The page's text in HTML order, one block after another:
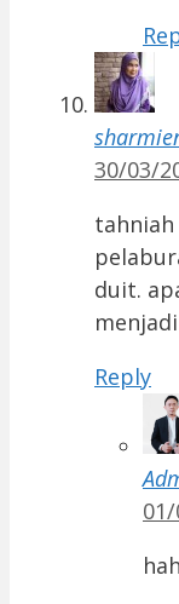
30/03/
duit.
Reply